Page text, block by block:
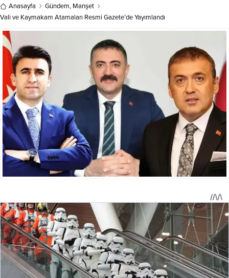
Anasayfa Gündem, Manşet
Vali ve Kaymakam Atamaları Resmi Gazete’de Yayımlandı